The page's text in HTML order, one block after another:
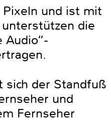
Pixeln und ist mit
die
Audio“-
sich der Standfuß
und
Fernseher